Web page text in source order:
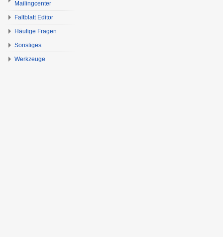
Mailingcenter
Faltblatt Editor
Häufige Fragen
Sonstiges
Werkzeuge